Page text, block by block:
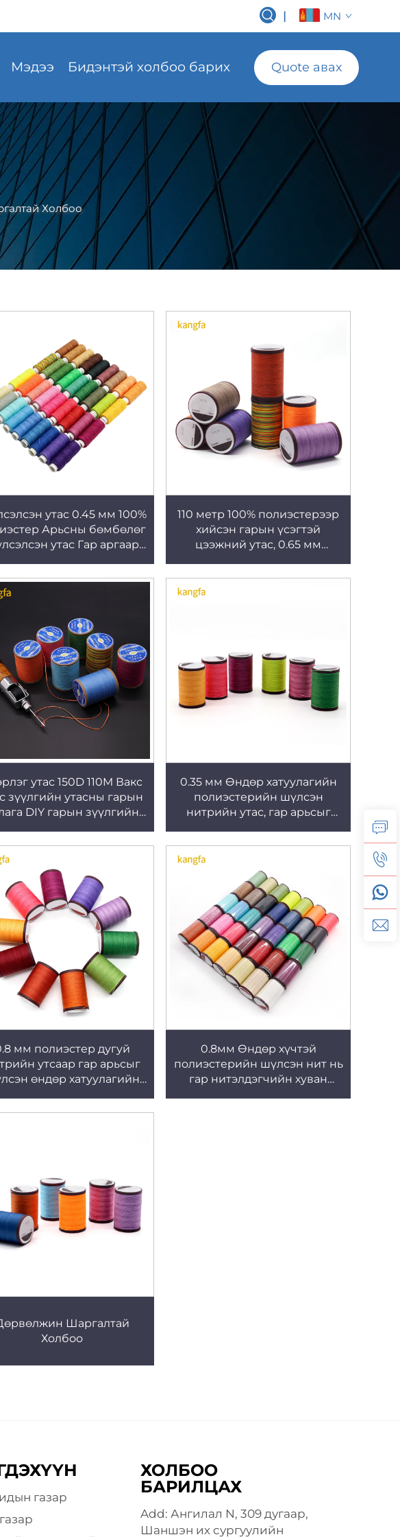
| MN
Мэдээ Бидэнтэй холбоо барих Quote авах
Холбоо
утас 0.45 мм 100%
Арьсны бөмбөлөг
утас Гар аргаар
зориулав
110 метр 100% полиэстерээр
хийсэн гарын үсэгтэй
цээжний утас, 0.65 мм
чимэглэлтэй ювелир хийхэд
утас 150D 110M Вакс
зүүлгийн утасны гарын
DIY гарын зүүлгийн
0.35 мм Өндөр хатуулагийн
полиэстерийн шүлсэн
нитрийн утас, гар арьсыг
мм полиэстер дугуй
утсаар гар арьсыг
өндөр хатуулагийн
брендүүд
0.8мм Өндөр хүчтэй
полиэстерийн шүлсэн нит нь
гар нитэлдэгчийн хуван
Шаргалтай
Холбоо
газар
ХОЛБОО
БАРИЛЦАХ
Add: Ангилал N, 309 дугаар,
Шаншэн их сургуулийн